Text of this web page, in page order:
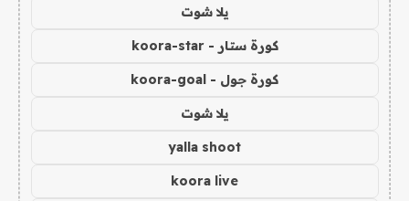
يلا شوت
كورة ستار - koora-star
كورة جول - koora-goal
يلا شوت
yalla shoot
koora live